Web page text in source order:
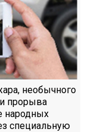
необычного
прорыва
народных
специальную